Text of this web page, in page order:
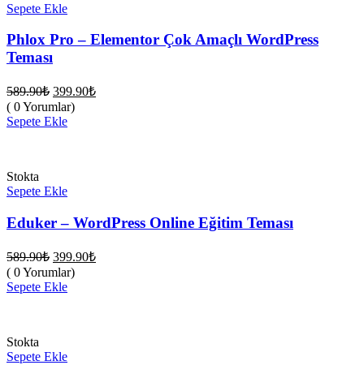
Sepete Ekle
Phlox Pro – Elementor Çok Amaçlı WordPress
Teması
589.90₺ Orijinal
fiyat:
589.90₺.
399.90₺Şu
( 0 Yorumlar)
Sepete Ekle
Stokta
Sepete Ekle
Eduker – WordPress Online Eğitim Teması
589.90₺ Orijinal
fiyat:
589.90₺.
399.90₺Şu
( 0 Yorumlar)
Sepete Ekle
Stokta
Sepete Ekle